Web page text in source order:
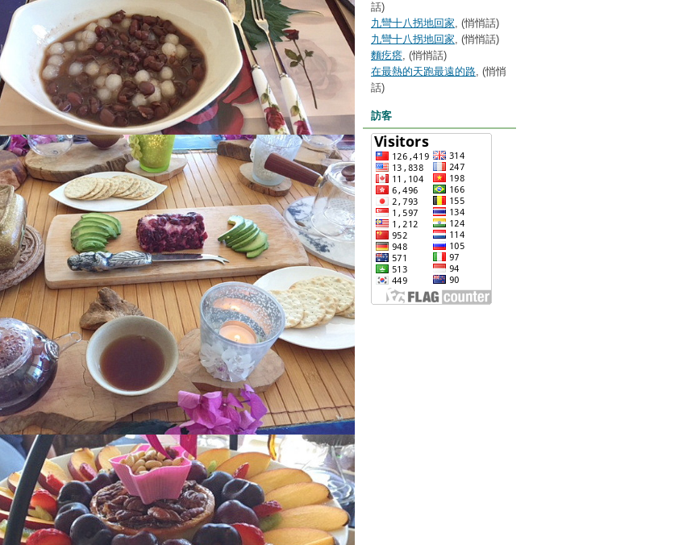
話)
九彎十八拐地回家, (悄悄話)
九彎十八拐地回家, (悄悄話)
麵疙瘩, (悄悄話)
在最熱的天跑最遠的路, (悄悄
話)
訪客